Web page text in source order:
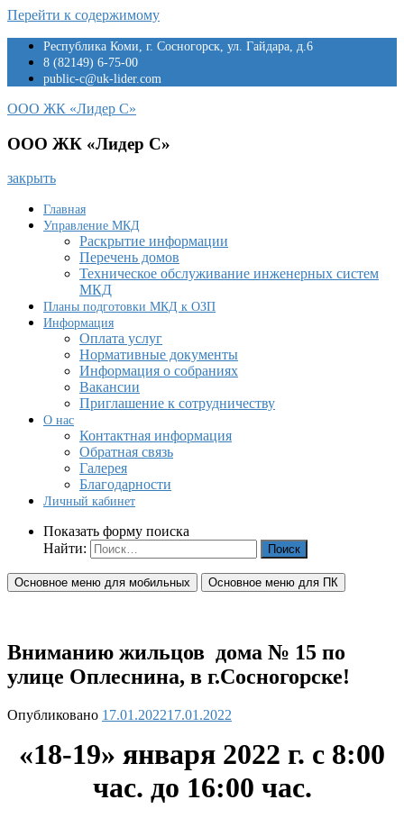
Перейти к содержимому
Республика Коми, г. Сосногорск, ул. Гайдара, д.6
8 (82149) 6-75-00
public-c@uk-lider.com
ООО ЖК «Лидер С»
ООО ЖК «Лидер С»
закрыть
Главная
Управление МКД
Раскрытие информации
Перечень домов
Техническое обслуживание инженерных систем
МКД
Планы подготовки МКД к ОЗП
Информация
Оплата услуг
Нормативные документы
Информация о собраниях
Вакансии
Приглашение к сотрудничеству
О нас
Контактная информация
Обратная связь
Галерея
Благодарности
Личный кабинет
Показать форму поиска
Найти:
Основное меню для мобильных Основное меню для ПК
Вниманию жильцов дома № 15 по
улице Оплеснина, в г.Сосногорске!
Опубликовано 17.01.202217.01.2022
«18-19» января 2022 г. с 8:00
час. до 16:00 час.